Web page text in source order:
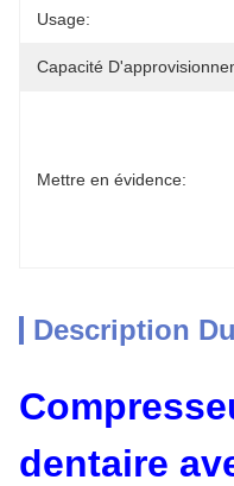
Usage:
Capacité
Mettre en évidence:
Description
dentaire